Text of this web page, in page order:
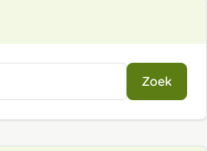
Zoek